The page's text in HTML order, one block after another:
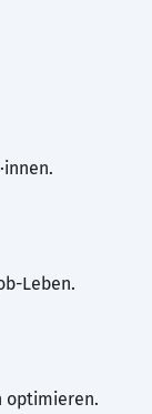
Leben.
optimieren.